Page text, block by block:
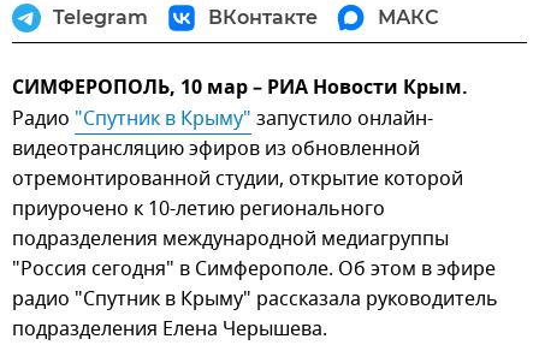
Telegram ВКонтакте МАКС
СИМФЕРОПОЛЬ, 10 мар – РИА Новости Крым.
Радио "Спутник в Крыму" запустило онлайн-
видеотрансляцию эфиров из обновленной
отремонтированной студии, открытие которой
приурочено к 10-летию регионального
подразделения международной медиагруппы
"Россия сегодня" в Симферополе. Об этом в эфире
радио "Спутник в Крыму" рассказала руководитель
подразделения Елена Черышева.